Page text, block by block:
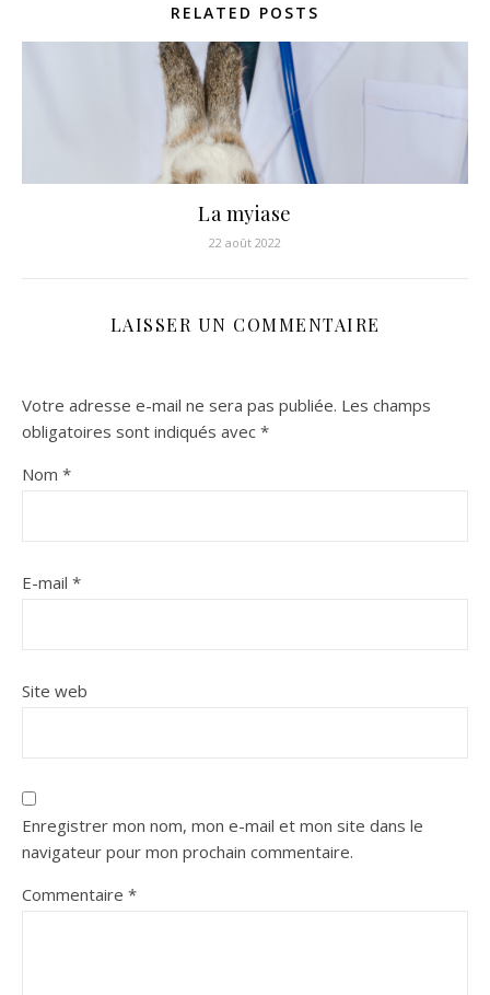
RELATED POSTS
La myiase
22 août 2022
LAISSER UN COMMENTAIRE
Votre adresse e-mail ne sera pas publiée. Les champs
obligatoires sont indiqués avec *
Nom *
E-mail *
Site web
Enregistrer mon nom, mon e-mail et mon site dans le
navigateur pour mon prochain commentaire.
Commentaire *